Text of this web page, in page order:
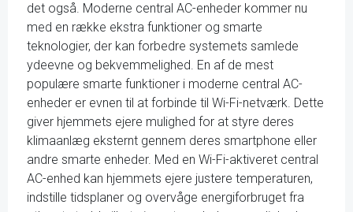
det også. Moderne central AC-enheder kommer nu
med en række ekstra funktioner og smarte
teknologier, der kan forbedre systemets samlede
ydeevne og bekvemmelighed. En af de mest
populære smarte funktioner i moderne central AC-
enheder er evnen til at forbinde til Wi-Fi-netværk. Dette
giver hjemmets ejere mulighed for at styre deres
klimaanlæg eksternt gennem deres smartphone eller
andre smarte enheder. Med en Wi-Fi-aktiveret central
AC-enhed kan hjemmets ejere justere temperaturen,
indstille tidsplaner og overvåge energiforbruget fra